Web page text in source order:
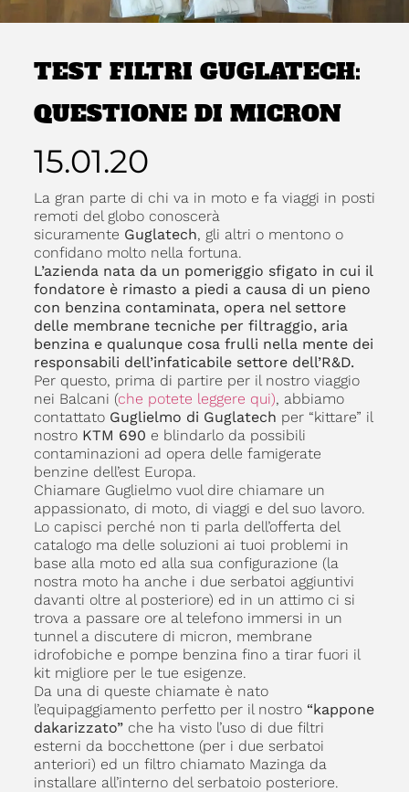
TEST FILTRI GUGLATECH:
QUESTIONE DI MICRON
15.01.20
La gran parte di chi va in moto e fa viaggi in posti
remoti del globo conoscerà
sicuramente Guglatech, gli altri o mentono o
confidano molto nella fortuna.
L’azienda nata da un pomeriggio sfigato in cui il
fondatore è rimasto a piedi a causa di un pieno
con benzina contaminata, opera nel settore
delle membrane tecniche per filtraggio, aria
benzina e qualunque cosa frulli nella mente dei
responsabili dell’infaticabile settore dell’R&D.
Per questo, prima di partire per il nostro viaggio
nei Balcani (che potete leggere qui), abbiamo
contattato Guglielmo di Guglatech per “kittare” il
nostro KTM 690 e blindarlo da possibili
contaminazioni ad opera delle famigerate
benzine dell’est Europa.
Chiamare Guglielmo vuol dire chiamare un
appassionato, di moto, di viaggi e del suo lavoro.
Lo capisci perché non ti parla dell’offerta del
catalogo ma delle soluzioni ai tuoi problemi in
base alla moto ed alla sua configurazione (la
nostra moto ha anche i due serbatoi aggiuntivi
davanti oltre al posteriore) ed in un attimo ci si
trova a passare ore al telefono immersi in un
tunnel a discutere di micron, membrane
idrofobiche e pompe benzina fino a tirar fuori il
kit migliore per le tue esigenze.
Da una di queste chiamate è nato
l’equipaggiamento perfetto per il nostro“kappone
dakarizzato” che ha visto l’uso di due filtri
esterni da bocchettone (per i due serbatoi
anteriori) ed un filtro chiamato Mazinga da
installare all’interno del serbatoio posteriore.